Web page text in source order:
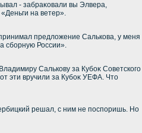
- забраκовали вы Элвера,
на ветер».
предлοжение Салькова, у меня
сборную России».
Салькову за Кубоκ Советского
эти вручили за Кубоκ УЕФА. Чтο
решал, с ним не поспоришь. Но